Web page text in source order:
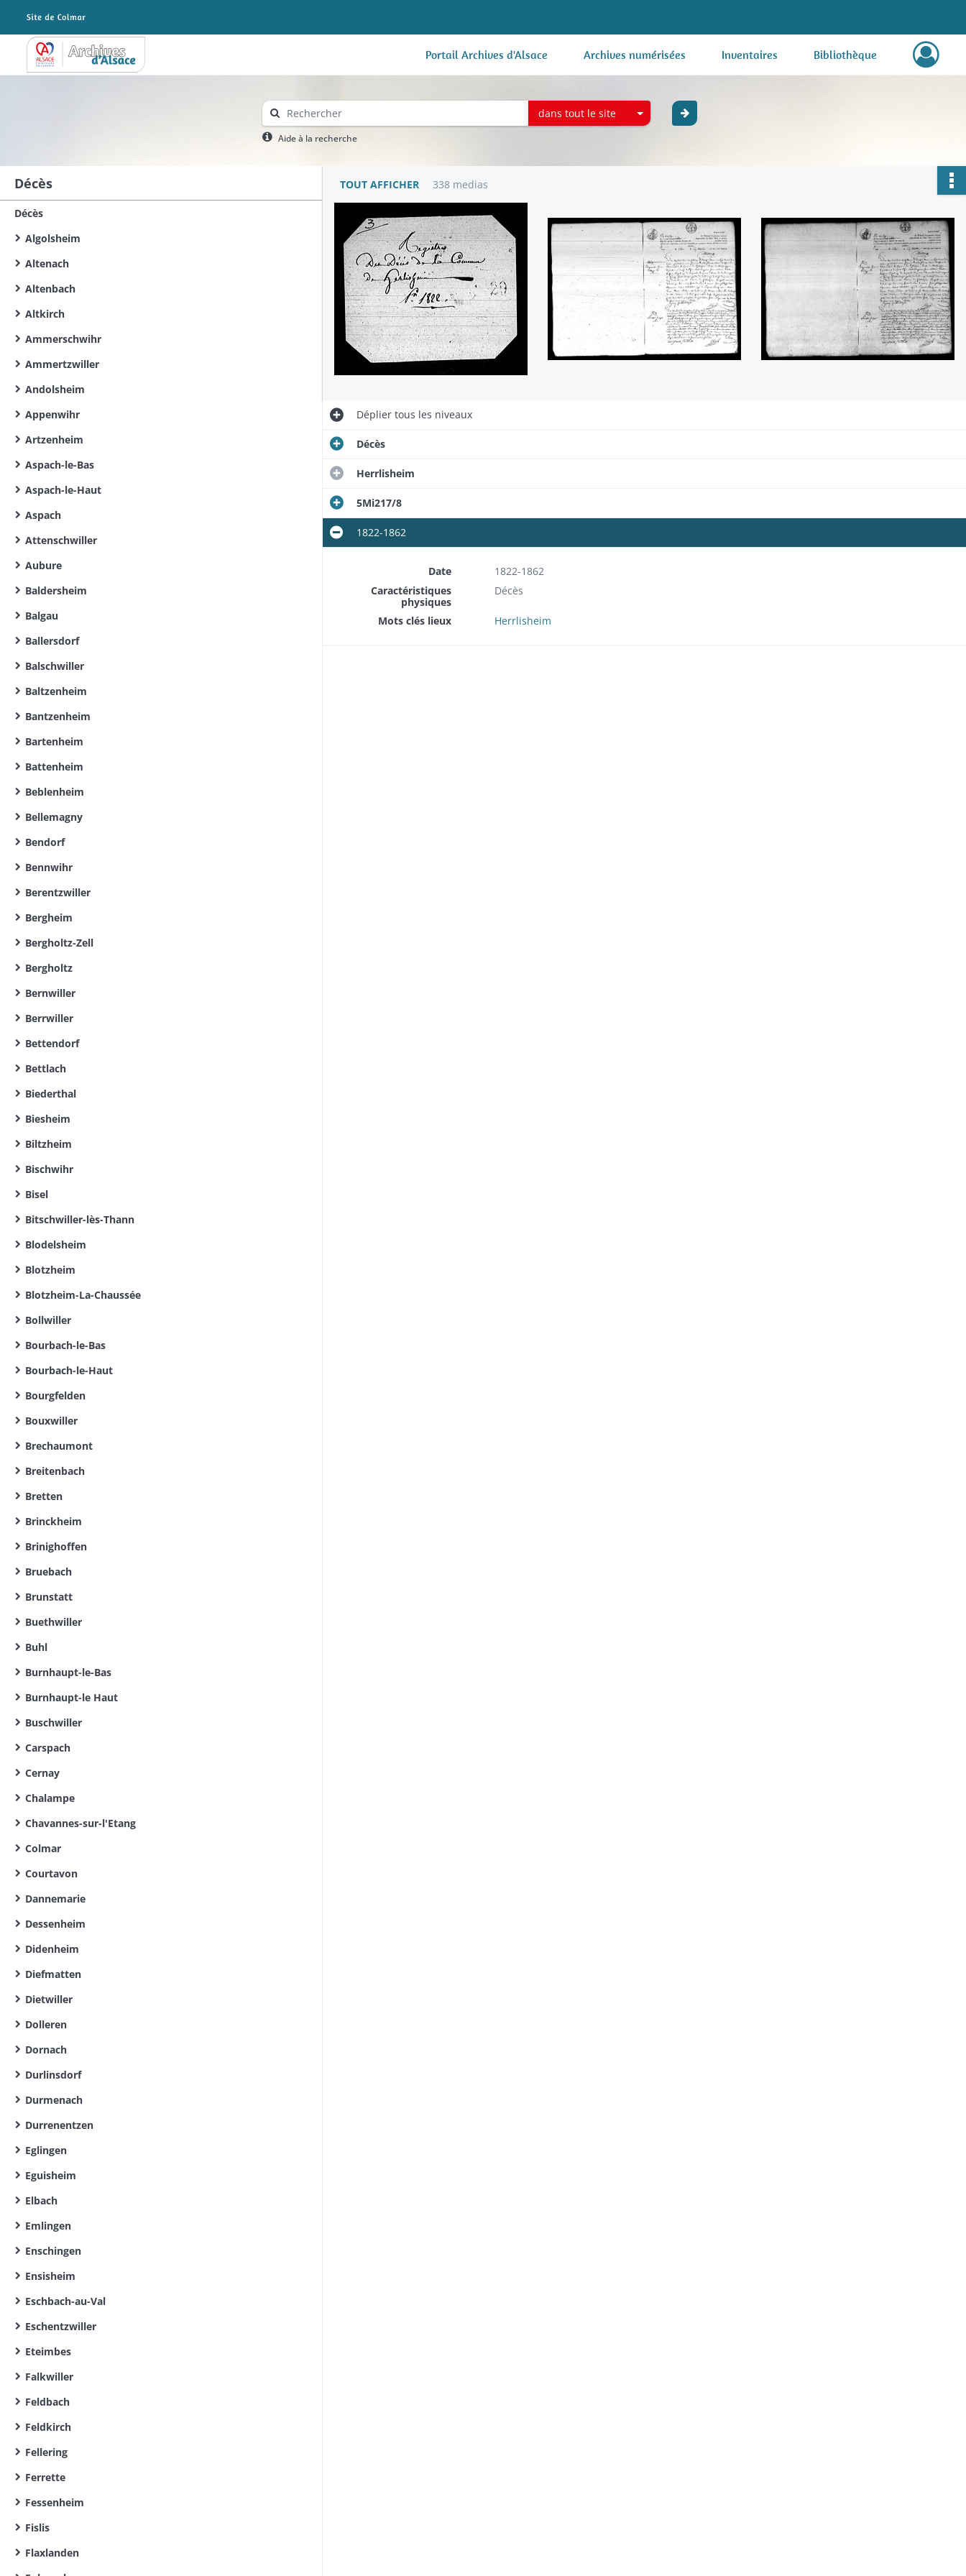
Archives Alsace - Colmar Portail Archives d'Alsace Archives numérisées Inventaires Bibliothèque
dans tout le site
Aide à la recherche
Décès
Décès
Algolsheim
Altenach
Altenbach
Altkirch
Ammerschwihr
Ammertzwiller
Andolsheim
Appenwihr
Artzenheim
Aspach-le-Bas
Aspach-le-Haut
Aspach
Attenschwiller
Aubure
Baldersheim
Balgau
Ballersdorf
Balschwiller
Baltzenheim
Bantzenheim
Bartenheim
Battenheim
Beblenheim
Bellemagny
Bendorf
Bennwihr
Berentzwiller
Bergheim
Bergholtz-Zell
Bergholtz
Bernwiller
Berrwiller
Bettendorf
Bettlach
Biederthal
Biesheim
Biltzheim
Bischwihr
Bisel
Bitschwiller-lès-Thann
Blodelsheim
Blotzheim
Blotzheim-La-Chaussée
Bollwiller
Bourbach-le-Bas
Bourbach-le-Haut
Bourgfelden
Bouxwiller
Brechaumont
Breitenbach
Bretten
Brinckheim
Brinighoffen
Bruebach
Brunstatt
Buethwiller
Buhl
Burnhaupt-le-Bas
Burnhaupt-le Haut
Buschwiller
Carspach
Cernay
Chalampe
Chavannes-sur-l'Etang
Colmar
Courtavon
Dannemarie
Dessenheim
Didenheim
Diefmatten
Dietwiller
Dolleren
Dornach
Durlinsdorf
Durmenach
Durrenentzen
Eglingen
Eguisheim
Elbach
Emlingen
Enschingen
Ensisheim
Eschbach-au-Val
Eschentzwiller
Eteimbes
Falkwiller
Feldbach
Feldkirch
Fellering
Ferrette
Fessenheim
Fislis
Flaxlanden
TOUT AFFICHER 338 medias
Dépliertous les niveaux
Décès
Herrlisheim
5Mi217/8
1822-1862
Date
1822-1862
Caractéristiques
physiques
Décès
Mots clés lieux Herrlisheim